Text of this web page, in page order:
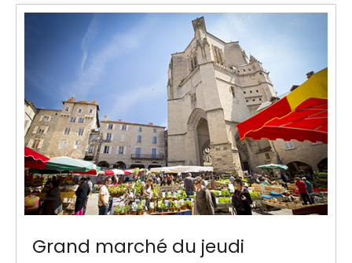
Grand marché du jeudi